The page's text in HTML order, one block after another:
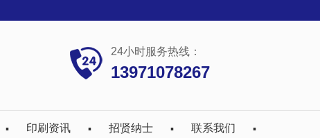
24小时服务热线：
13971078267
▪ 印刷资讯 ▪ 招贤纳士 ▪ 联系我们 ▪